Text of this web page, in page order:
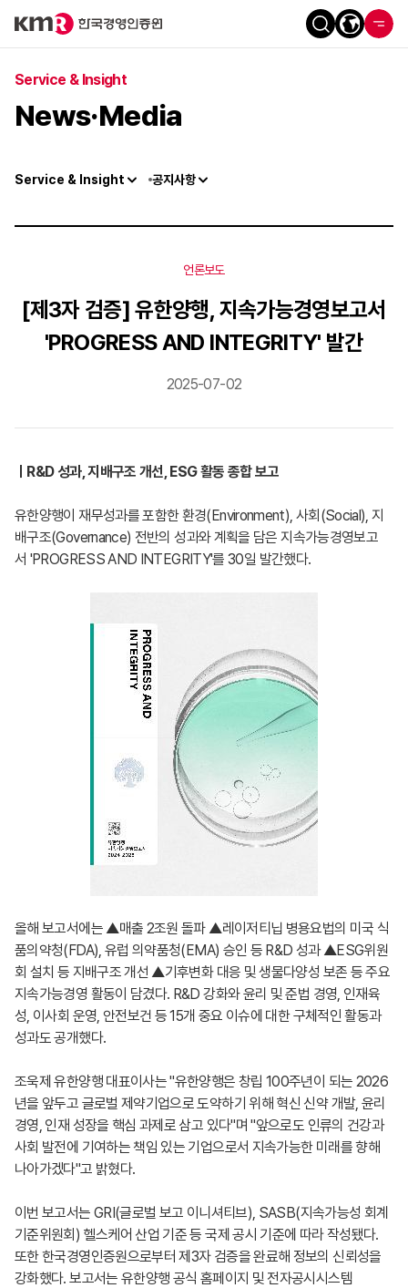
Service & Insight
News·Media
Service & Insight 공지사항
언론보도
[제3자 검증] 유한양행, 지속가능경영보고서
'PROGRESS AND INTEGRITY' 발간
2025-07-02
ㅣR&D 성과, 지배구조 개선, ESG 활동 종합 보고
유한양행이 재무성과를 포함한 환경(Environment), 사회(Social), 지
배구조(Governance) 전반의 성과와 계획을 담은 지속가능경영보고
서 'PROGRESS AND INTEGRITY'를 30일 발간했다.
올해 보고서에는 ▲매출 2조원 돌파 ▲레이저티닙 병용요법의 미국 식
품의약청(FDA), 유럽 의약품청(EMA) 승인 등 R&D 성과 ▲ESG위원
회 설치 등 지배구조 개선 ▲기후변화 대응 및 생물다양성 보존 등 주요
지속가능경영 활동이 담겼다. R&D 강화와 윤리 및 준법 경영, 인재육
성, 이사회 운영, 안전보건 등 15개 중요 이슈에 대한 구체적인 활동과
성과도 공개했다.
조욱제 유한양행 대표이사는 "유한양행은 창립 100주년이 되는 2026
년을 앞두고 글로벌 제약기업으로 도약하기 위해 혁신 신약 개발, 윤리
경영, 인재 성장을 핵심 과제로 삼고 있다"며 "앞으로도 인류의 건강과
사회 발전에 기여하는 책임 있는 기업으로서 지속가능한 미래를 향해
나아가겠다"고 밝혔다.
이번 보고서는 GRI(글로벌 보고 이니셔티브), SASB(지속가능성 회계
기준위원회) 헬스케어 산업 기준 등 국제 공시 기준에 따라 작성됐다.
또한 한국경영인증원으로부터 제3자 검증을 완료해 정보의 신뢰성을
강화했다. 보고서는 유한양행 공식 홈페이지 및 전자공시시스템